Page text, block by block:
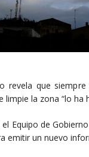
revela que
la zona “lo ha
Equipo de
emitir un nuevo